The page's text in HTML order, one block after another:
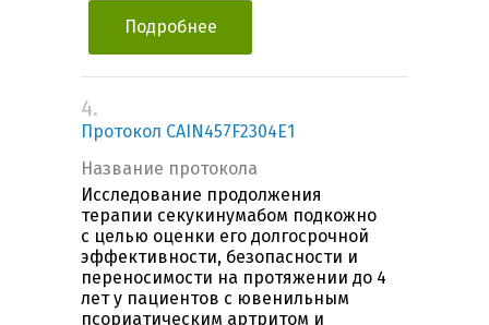
Подробнее
4.
Протокол CAIN457F2304E1
Название протокола
Исследование продолжения
терапии секукинумабом подкожно
с целью оценки его долгосрочной
эффективности, безопасности и
переносимости на протяжении до 4
лет у пациентов с ювенильным
псориатическим артритом и